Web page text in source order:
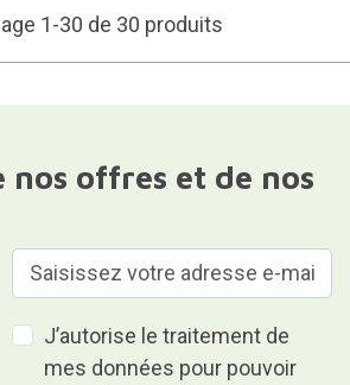
1-30 de 30 produits
nos offres et de nos
J’autorise le traitement de
mes données pour pouvoir